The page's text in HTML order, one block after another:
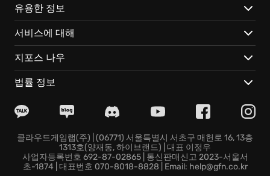
몽환적인 아름다움을 간직한 레무리아 곳곳을 탐험하며
숨겨진 이야기를 발견하고, 잊혀진 고대 유적의 비밀을
파헤치세요.
각기 다른 배경과 능력을 가진 매력적인 동료들과 함께,
강력한 적에 맞서 싸우고, 레무리아를 위협하는 어둠의
근원을 찾아 제거하는
진 길을 찾아내세요. 퍼즐을 풀고 특별한 보상을 획득하
지금, 오로라 공주와 함께 붓으로 그린 듯 아름다운 레무
리아 왕국을 탐험하고, 당신의 손으로 희망의 빛을 되살
리세요! Child of Light에서 잊을 수 없는 모험이 당신을
유용한 정보
서비스에 대해
지포스 나우
법률 정보
클라우드게임랩(주) | (06771) 서울특별시 서초구 매헌로 16, 13층
1313호(양재동, 하이브랜드) | 대표 이정우
사업자등록번호 692-87-02865 | 통신판매신고 2023-서울서
초-1874 | 대표번호 070-8018-8828 | Email: help@gfn.co.kr